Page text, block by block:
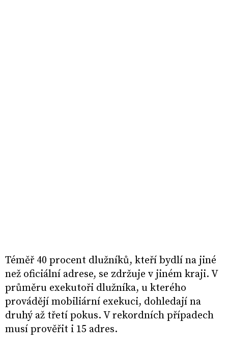
Téměř 40 procent dlužníků, kteří bydlí na jiné
než oficiální adrese, se zdržuje v jiném kraji. V
průměru exekutoři dlužníka, u kterého
provádějí mobiliární exekuci, dohledají na
druhý až třetí pokus. V rekordních případech
musí prověřit i 15 adres.